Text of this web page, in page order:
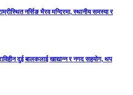
नर्सिङ भैरव मन्दिरमा, स्थानीय समस्या र
दुई बालकलाई खाद्यान्न र नगद सहयोग, थप